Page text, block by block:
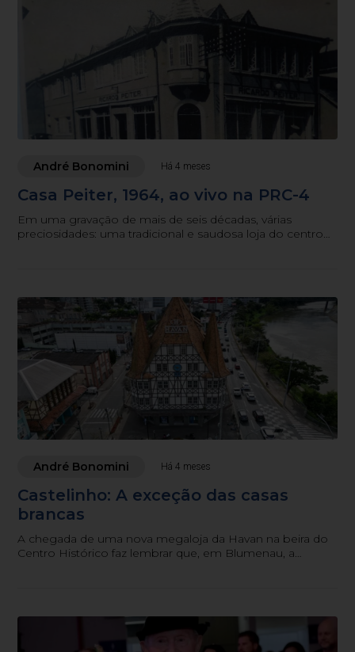
André Bonomini Há 4 meses
Casa Peiter, 1964, ao vivo na PRC-4
Em uma gravação de mais de seis décadas, várias
preciosidades: uma tradicional e saudosa loja do centro
André Bonomini Há 4 meses
Castelinho: A exceção das casas
brancas
A chegada de uma nova megaloja da Havan na beira do
Centro Histórico faz lembrar que, em Blumenau, a